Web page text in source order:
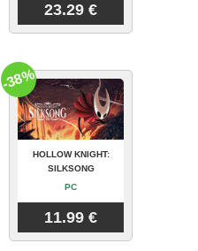
23.29 €
HOLLOW KNIGHT:
SILKSONG
PC
11.99 €
-38%